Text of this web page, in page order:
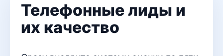
Телефонные лиды и
их качество